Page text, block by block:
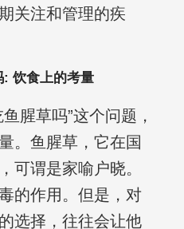
关注和管理的疾
: 饮食上的考量
腥草吗”这个问题，
。鱼腥草，它在国
可谓是家喻户晓。
的作用。但是，对
选择，往往会让他